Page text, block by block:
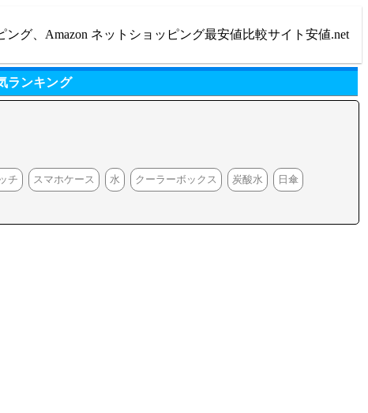
ング、Amazon ネットショッピング最安値比較サイト安値.net
ランキング
チ スマホケース 水 クーラーボックス 炭酸水 日傘